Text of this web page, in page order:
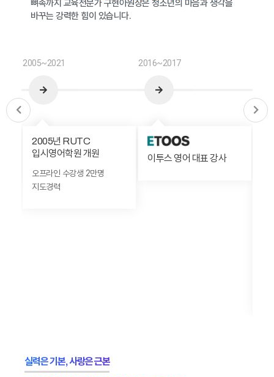
뼈속까지 교육전문가 구현아원장은 청소년의 마음과 생각을
바꾸는 강력한 힘이 있습니다.
2005~2021
2005년 RUTC
입시영어학원 개원
오프라인 수강생 2만명
지도경력
2016~2017
이투스 영어 대표 강사
실력은 기본, 사랑은 근본